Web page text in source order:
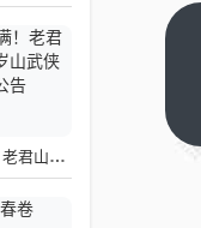
今日已约满！老君山景区、万岁山武侠城发布最新公告